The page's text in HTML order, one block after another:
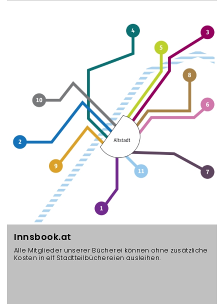
Innsbook.at
Alle Mitglieder unserer Bücherei können ohne zusätzliche
Kosten in elf Stadtteilbüchereien ausleihen.